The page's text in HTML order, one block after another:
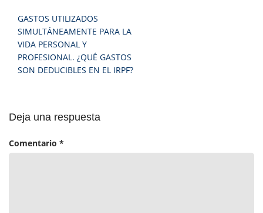
Navegación
de
entradas
GASTOS UTILIZADOS
SIMULTÁNEAMENTE PARA LA
VIDA PERSONAL Y
PROFESIONAL. ¿QUÉ GASTOS
SON DEDUCIBLES EN EL IRPF?
Deja una respuesta
Comentario *